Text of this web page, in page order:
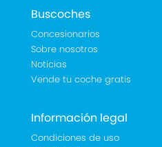
Buscoches
Concesionarios
Sobre nosotros
Noticias
Vende tu coche gratis
Información legal
Condiciones de uso